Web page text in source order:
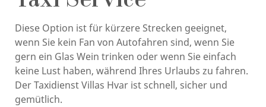
Diese Option ist für kürzere Strecken geeignet,
wenn Sie kein Fan von Autofahren sind, wenn Sie
gern ein Glas Wein trinken oder wenn Sie einfach
keine Lust haben, während Ihres Urlaubs zu fahren.
Der Taxidienst Villas Hvar ist schnell, sicher und
gemütlich.